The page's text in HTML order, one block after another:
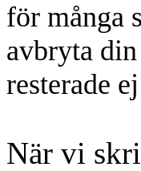
för många
avbryta
resterade
När vi